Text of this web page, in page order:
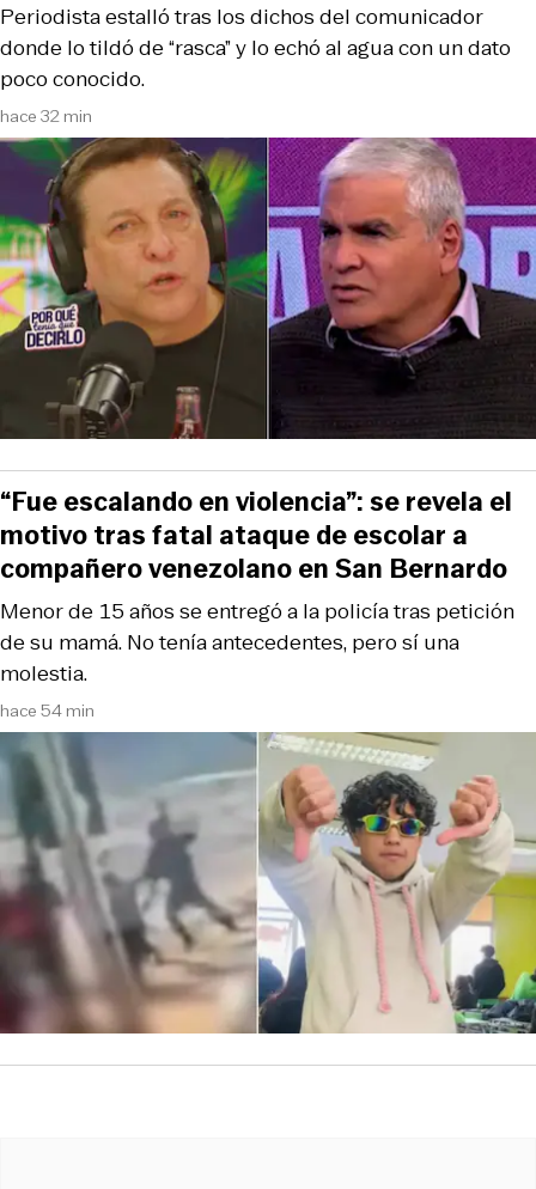
hace 32 min
Periodista estalló tras los dichos del comunicador
donde lo tildó de “rasca” y lo echó al agua con un dato
poco conocido.
hace 54 min
Menor de 15 años se entregó a la policía tras petición
de su mamá. No tenía antecedentes, pero sí una
molestia.
“Fue escalando en violencia”: se revela el
motivo tras fatal ataque de escolar a
compañero venezolano en San Bernardo